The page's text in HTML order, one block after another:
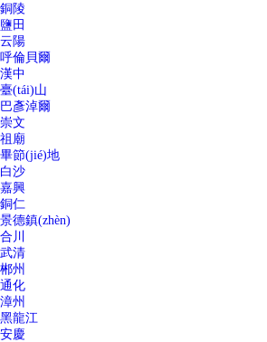
銅陵
鹽田
云陽
呼倫貝爾
漢中
臺(tái)山
巴彥淖爾
崇文
祖廟
畢節(jié)地
白沙
嘉興
銅仁
景德鎮(zhèn)
合川
武清
郴州
通化
漳州
黑龍江
安慶